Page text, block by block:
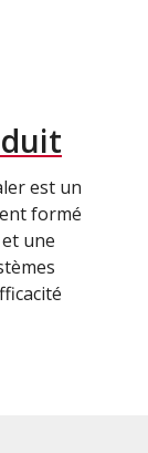
est un
formé
une